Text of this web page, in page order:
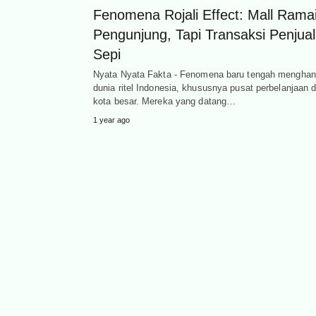
Fenomena Rojali Effect: Mall Ramai
Pengunjung, Tapi Transaksi
Sepi
Nyata Nyata Fakta - Fenomena baru tengah
dunia ritel Indonesia, khususnya pusat perbelanjaan
kota besar. Mereka yang datang…
1 year ago